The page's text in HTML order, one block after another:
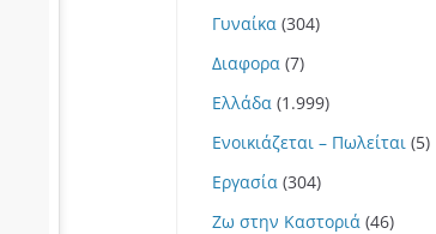
Γυναίκα (304)
Διαφορα (7)
Ελλάδα (1.999)
Ενοικιάζεται – Πωλείται (5)
Εργασία (304)
Ζω στην Καστοριά (46)